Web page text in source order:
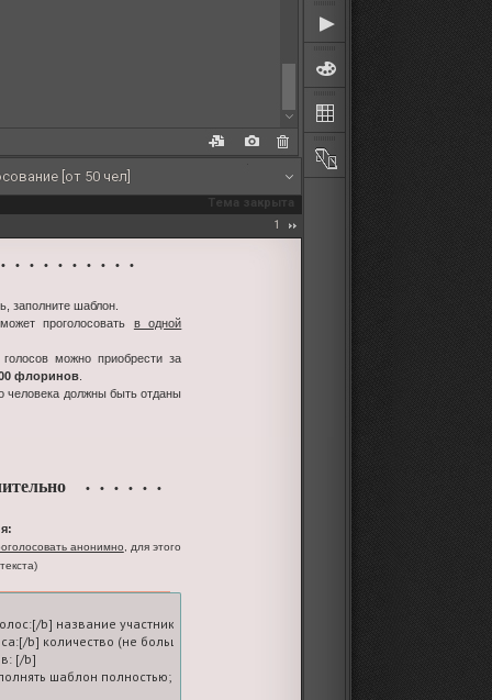
[от 50 чел]
Тема закрыта
1
• • • • • • • • •
заполните шаблон.
проголосовать в одной
можно приобрести за
флоринов.
человека должны быть отданы
• • • • • •
анонимно, для этого
b] название участника-ролевой
b] количество (не больше пяти; на вашем счете должно быть
[/b]
шаблон полностью; если платных голосов нет, ставьте 0